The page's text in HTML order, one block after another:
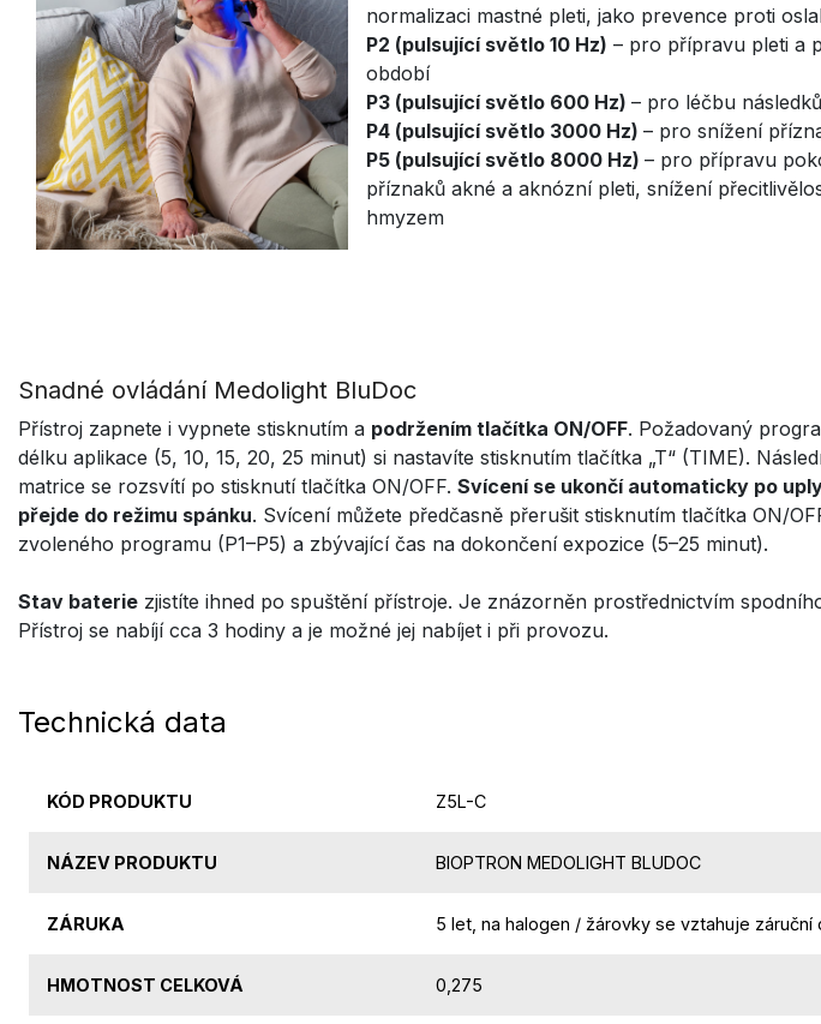
normalizaci mastné pleti, jako prevence proti
P2 (pulsující světlo 10 Hz) – pro přípravu pleti a
období
P3 (pulsující světlo 600 Hz) – pro léčbu
P4 (pulsující světlo 3000 Hz) – pro snížení
P5 (pulsující světlo 8000 Hz) – pro přípravu
příznaků akné a aknózní pleti, snížení
hmyzem
Snadné ovládání Medolight BluDoc
Přístroj zapnete i vypnete stisknutím a podržením tlačítka ON/OFF. Požadovaný
délku aplikace (5, 10, 15, 20, 25 minut) si nastavíte stisknutím tlačítka „T“ (TIME).
matrice se rozsvítí po stisknutí tlačítka ON/OFF. Svícení se ukončí automaticky po
přejde do režimu spánku. Svícení můžete předčasně přerušit stisknutím tlačítka ON/
zvoleného programu (P1–P5) a zbývající čas na dokončení expozice (5–25 minut).
Stav baterie zjistíte ihned po spuštění přístroje. Je znázorněn prostřednictvím
Přístroj se nabíjí cca 3 hodiny a je možné jej nabíjet i při provozu.
Technická data
KÓD PRODUKTU Z5L-C
NÁZEV PRODUKTU BIOPTRON MEDOLIGHT BLUDOC
ZÁRUKA 5 let, na halogen / žárovky se vztahuje
HMOTNOST CELKOVÁ 0,275